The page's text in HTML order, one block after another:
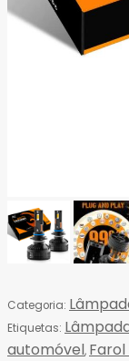
Categoria:
Etiquetas:
automóvel,